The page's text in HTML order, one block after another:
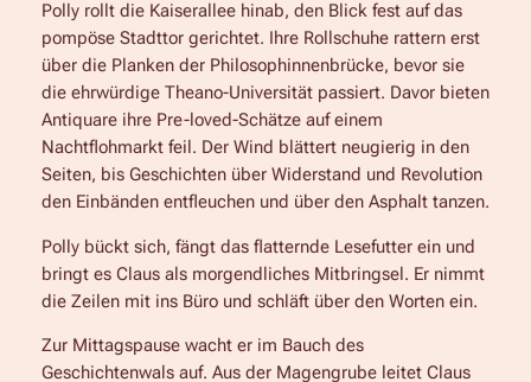
Polly rollt die Kaiserallee hinab, den Blick fest auf das
pompöse Stadttor gerichtet. Ihre Rollschuhe rattern erst
über die Planken der Philosophinnenbrücke, bevor sie
die ehrwürdige Theano-Universität passiert. Davor bieten
Antiquare ihre Pre-loved-Schätze auf einem
Nachtflohmarkt feil. Der Wind blättert neugierig in den
Seiten, bis Geschichten über Widerstand und Revolution
den Einbänden entfleuchen und über den Asphalt tanzen.
Polly bückt sich, fängt das flatternde Lesefutter ein und
bringt es Claus als morgendliches Mitbringsel. Er nimmt
die Zeilen mit ins Büro und schläft über den Worten ein.
Zur Mittagspause wacht er im Bauch des
Geschichtenwals auf. Aus der Magengrube leitet Claus